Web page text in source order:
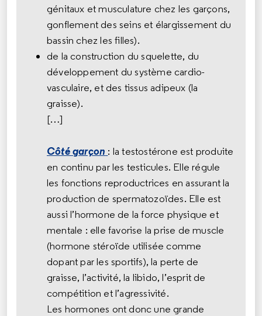
génitaux et musculature chez les garçons,
gonflement des seins et élargissement du
bassin chez les filles).
de la construction du squelette, du
développement du système cardio-
vasculaire, et des tissus adipeux (la
graisse).
[…]
Côté garçon : la testostérone est produite
en continu par les testicules. Elle régule
les fonctions reproductrices en assurant la
production de spermatozoïdes. Elle est
aussi l’hormone de la force physique et
mentale : elle favorise la prise de muscle
(hormone stéroïde utilisée comme
dopant par les sportifs), la perte de
graisse, l’activité, la libido, l’esprit de
compétition et l’agressivité.
Les hormones ont donc une grande